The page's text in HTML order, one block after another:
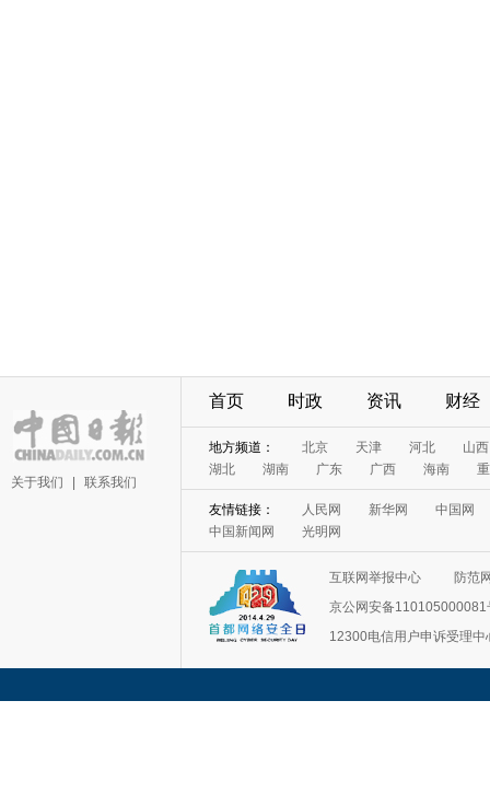
关于我们 联系我们
首页 时政 资讯 财经
地方频道： 北京 天津 河北
山西
湖北
湖南 广东 广西 海南
友情链接： 人民网 新华网
中国网
中国新闻网
光明网
互联网举报中心
防范
京公网安备110105000081
12300电信用户申诉受理中